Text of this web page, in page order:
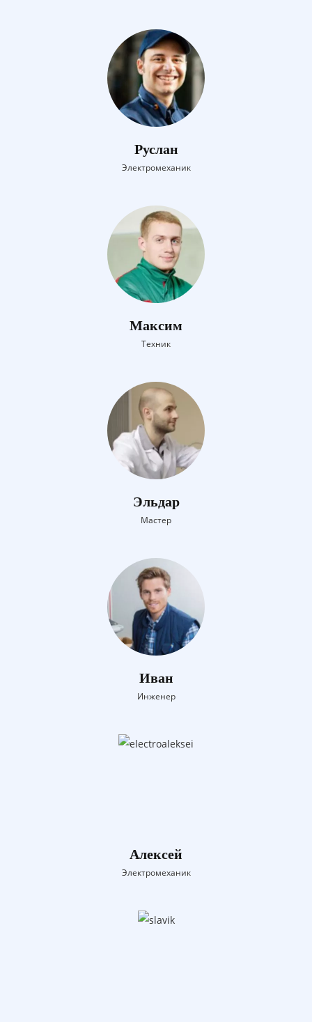
Руслан
Электромеханик
Максим
Техник
Эльдар
Мастер
Иван
Инженер
Алексей
Электромеханик